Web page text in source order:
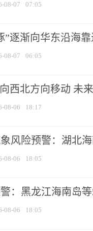
08-07 07:05
”逐渐向华东沿海
08-07 06:05
西北方向移动 未
08-06 18:17
风险预警：湖北
08-06 18:05
：黑龙江海南岛
08-06 18:05